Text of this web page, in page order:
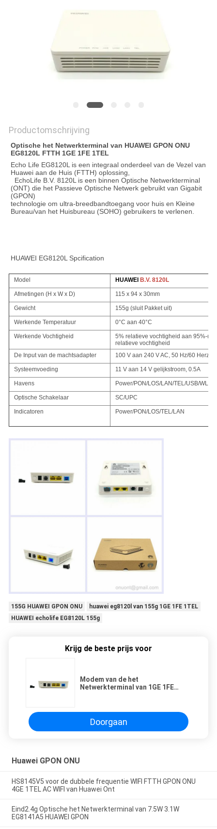
Productomschrijving
Optische het Netwerkterminal van HUAWEI GPON ONU
EG8120L FTTH 1GE 1FE 1TEL
Echo Life EG8120L is een integraal onderdeel van de Vezel van
Huawei aan de Huis (FTTH) oplossing,
EchoLife B.V. 8120L is een binnen Optische Netwerkterminal
(ONT) die het Passieve Optische Netwerk gebruikt van Gigabit
(GPON)
technologie om ultra-breedbandtoegang voor huis en Kleine
Bureau/van het Huisbureau (SOHO) gebruikers te verlenen.
HUAWEI EG8120L Spcification
Model HUAWEI B.V. 8120L
Afmetingen (H x W x D) 115 x 94 x 30mm
Gewicht 155g (sluit Pakket uit)
Werkende Temperatuur 0°C aan 40°C
Werkende Vochtigheid
5% relatieve vochtigheid aan 95%-
relatieve vochtigheid
De Input van de machtsadapter
100 V aan 240 V AC, 50 Hz/60 Herz
Systeemvoeding 11 V aan 14 V gelijkstroom, 0.5A
Havens Power/PON/LOS/LAN/TEL/USB/
Optische Schakelaar SC/UPC
Indicatoren Power/PON/LOS/TEL/LAN
155G HUAWEI GPON ONU
huawei eg8120l van 155g 1GE 1FE 1TEL
HUAWEI echolife EG8120L 155g
Krijg de beste prijs voor
Modem van de het
Netwerkterminal van 1GE 1FE
Doorgaan
Huawei GPON ONU
HS8145V5 voor de dubbele frequentie WIFI FTTH GPON ONU
4GE 1TEL AC WIFI van Huawei Ont
Eind2.4g Optische het Netwerkterminal van 7.5W 3.1W
EG8141A5 HUAWEI GPON